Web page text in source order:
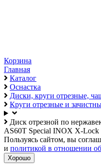
Корзина
Главная
Каталог
Оснастка
Диски, круги отрезные,
Круги отрезные и
Диск отрезной по
AS60T Special INOX X-
Пользуясь сайтом, вы
и политикой в отношении
Хорошо